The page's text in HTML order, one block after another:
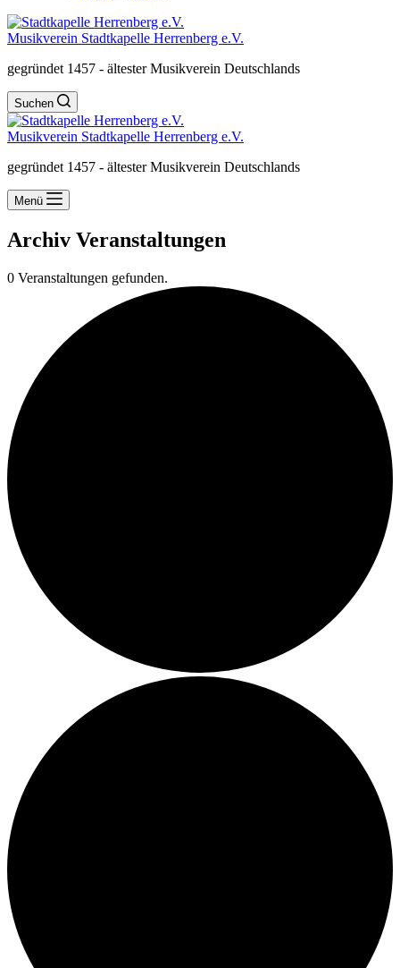
Musikverein Stadtkapelle Herrenberg e.V.
gegründet 1457 - ältester Musikverein Deutschlands
Suchen
Musikverein Stadtkapelle Herrenberg e.V.
gegründet 1457 - ältester Musikverein Deutschlands
Menü
Archiv Veranstaltungen
0 Veranstaltungen gefunden.